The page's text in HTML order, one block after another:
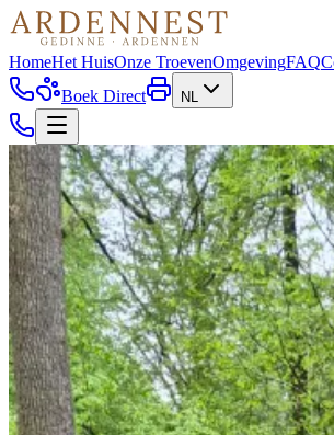
HomeHet HuisOnze TroevenOmgevingFAQ
Boek Direct
NL